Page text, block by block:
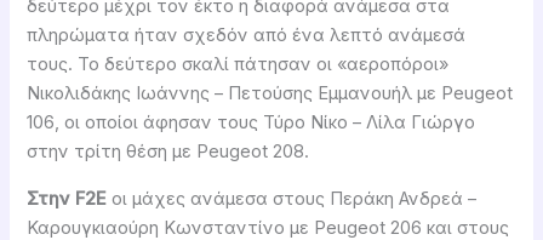
δεύτερο μέχρι τον έκτο η διαφορά ανάμεσα στα
πληρώματα ήταν σχεδόν από ένα λεπτό ανάμεσά
τους. Το δεύτερο σκαλί πάτησαν οι «αεροπόροι»
Νικολιδάκης Ιωάννης – Πετούσης Εμμανουήλ με Peugeot
106, οι οποίοι άφησαν τους Τύρο Νίκο – Λίλα Γιώργο
στην τρίτη θέση με Peugeot 208.
Στην F2E οι μάχες ανάμεσα στους Περάκη Ανδρεά –
Καρουγκιαούρη Κωνσταντίνο με Peugeot 206 και στους